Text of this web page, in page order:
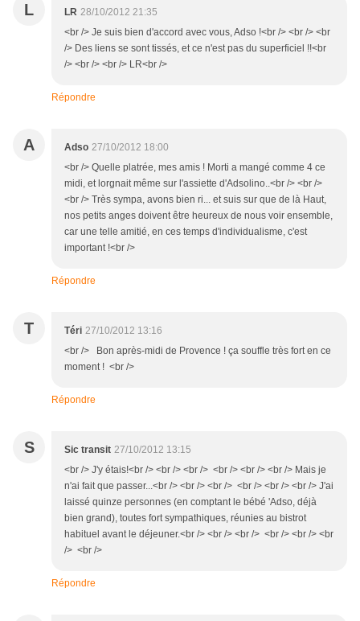
L LR 28/10/2012 21:35
<br /> Je suis bien d'accord avec vous, Adso !<br /> <br /> <br
/> Des liens se sont tissés, et ce n'est pas du superficiel !!<br
/> <br /> <br /> LR<br />
Répondre
A Adso 27/10/2012 18:00
<br /> Quelle platrée, mes amis ! Morti a mangé comme 4 ce
midi, et lorgnait même sur l'assiette d'Adsolino..<br /> <br />
<br /> Très sympa, avons bien ri... et suis sur que de là Haut,
nos petits anges doivent être heureux de nous voir ensemble,
car une telle amitié, en ces temps d'individualisme, c'est
important !<br />
Répondre
T Téri 27/10/2012 13:16
<br /> Bon après-midi de Provence ! ça souffle très fort en ce
moment ! <br />
Répondre
S Sic transit 27/10/2012 13:15
<br /> J'y étais!<br /> <br /> <br /> <br /> <br /> <br /> Mais je
n'ai fait que passer...<br /> <br /> <br /> <br /> <br /> <br /> J'ai
laissé quinze personnes (en comptant le bébé 'Adso, déjà
bien grand), toutes fort sympathiques, réunies au bistrot
habituel avant le déjeuner.<br /> <br /> <br /> <br /> <br /> <br
/> <br />
Répondre